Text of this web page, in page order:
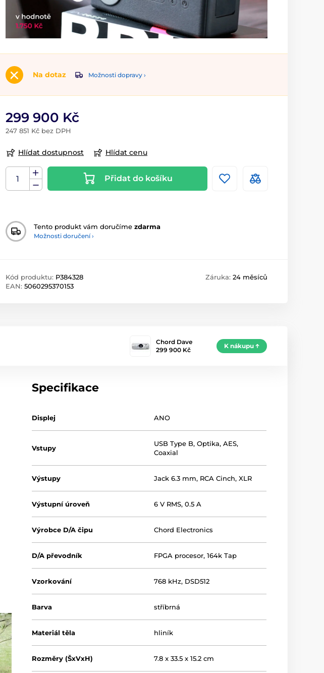
Na dotaz Možnosti dopravy ›
299 900 Kč
247 851 Kč bez DPH
Hlídat dostupnost Hlídat cenu
Přidat do košíku
Tento produkt vám doručíme zdarma
Možnosti doručení ›
Kód produktu: P384328
EAN: 5060295370153
Záruka: 24 měsíců
Chord Dave
299 900 Kč
K nákupu
Specifikace
Displej ANO
Vstupy
USB Type B,Optika,AES,
Coaxial
Výstupy Jack 6.3 mm, RCA Cinch,XLR
Výstupní úroveň 6 V RMS, 0.5 A
Výrobce D/A čipu Chord Electronics
D/A převodník FPGA procesor, 164k Tap
Vzorkování 768 kHz, DSD512
Barva stříbrná
Materiál těla hliník
Rozměry (ŠxVxH) 7.8 x 33.5 x 15.2 cm